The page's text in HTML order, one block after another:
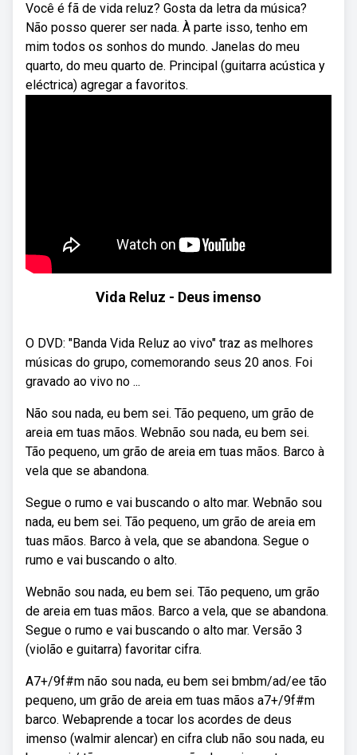
Você é fã de vida reluz? Gosta da letra da música?
Não posso querer ser nada. À parte isso, tenho em
mim todos os sonhos do mundo. Janelas do meu
quarto, do meu quarto de. Principal (guitarra acústica y
eléctrica) agregar a favoritos.
Vida Reluz - Deus imenso
O DVD: "Banda Vida Reluz ao vivo" traz as melhores
músicas do grupo, comemorando seus 20 anos. Foi
gravado ao vivo no ...
Não sou nada, eu bem sei. Tão pequeno, um grão de
areia em tuas mãos. Webnão sou nada, eu bem sei.
Tão pequeno, um grão de areia em tuas mãos. Barco à
vela que se abandona.
Segue o rumo e vai buscando o alto mar. Webnão sou
nada, eu bem sei. Tão pequeno, um grão de areia em
tuas mãos. Barco à vela, que se abandona. Segue o
rumo e vai buscando o alto.
Webnão sou nada, eu bem sei. Tão pequeno, um grão
de areia em tuas mãos. Barco a vela, que se abandona.
Segue o rumo e vai buscando o alto mar. Versão 3
(violão e guitarra) favoritar cifra.
A7+/9f#m não sou nada, eu bem sei bmbm/ad/ee tão
pequeno, um grão de areia em tuas mãos a7+/9f#m
barco. Webaprende a tocar los acordes de deus
imenso (walmir alencar) en cifra club não sou nada, eu